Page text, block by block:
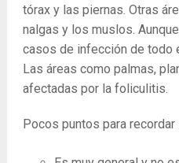
tórax y las piernas. Otras
nalgas y los muslos.
casos de infección de todo
Las áreas como palmas,
afectadas por la foliculitis.
Pocos puntos para